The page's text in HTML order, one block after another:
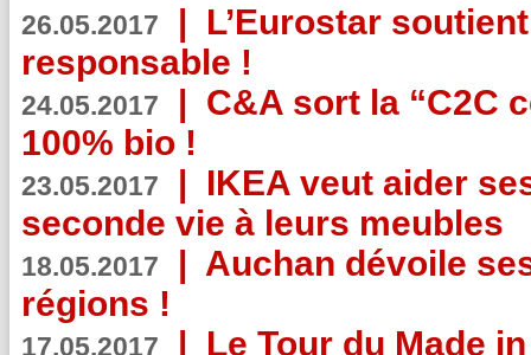
26.05.2017 | L’Eurostar
responsable !
24.05.2017 | C&A sort la “C2C
100% bio !
23.05.2017 | IKEA veut aider
seconde vie à leurs meubles
18.05.2017 | Auchan dévoile
régions !
17.05.2017 | Le Tour du Made